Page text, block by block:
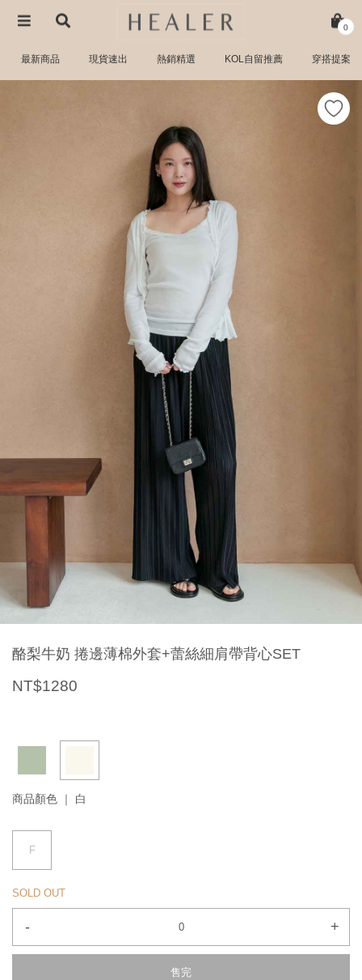
0
最新商品 現貨速出 熱銷精選 KOL自留推薦 穿搭提案
酪梨牛奶 捲邊薄棉外套+蕾絲細肩帶背心SET
NT$1280
商品顏色 ｜ 白
F
SOLD OUT
- +
售完